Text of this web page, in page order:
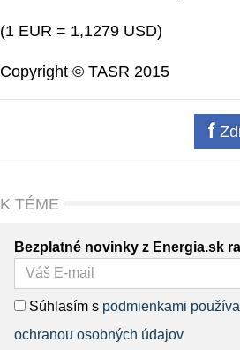
(1 EUR = 1,1279 USD)
Copyright © TASR 2015
K TÉME
Bezplatné novinky z Energia.sk
Súhlasím s podmienkami
ochranou osobných údajov